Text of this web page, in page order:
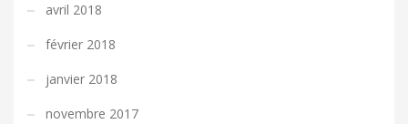
avril 2018
février 2018
janvier 2018
novembre 2017